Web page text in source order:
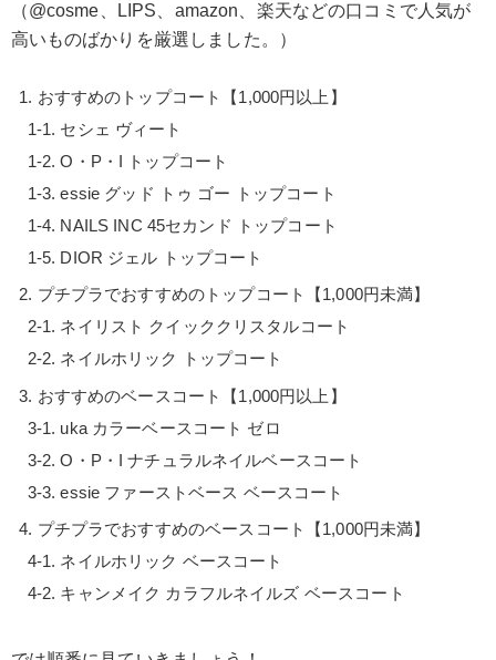
（@cosme、LIPS、amazon、楽天などの口コミで人気が
高いものばかりを厳選しました。）
おすすめのトップコート【1,000円以上】
セシェ ヴィート
O・P・I トップコート
essie グッド トゥ ゴー トップコート
NAILS INC 45セカンド トップコート
DIOR ジェル トップコート
プチプラでおすすめのトップコート【1,000円未満】
ネイリスト クイッククリスタルコート
ネイルホリック トップコート
おすすめのベースコート【1,000円以上】
uka カラーベースコート ゼロ
O・P・I ナチュラルネイルベースコート
essie ファーストベース ベースコート
プチプラでおすすめのベースコート【1,000円未満】
ネイルホリック ベースコート
キャンメイク カラフルネイルズ ベースコート